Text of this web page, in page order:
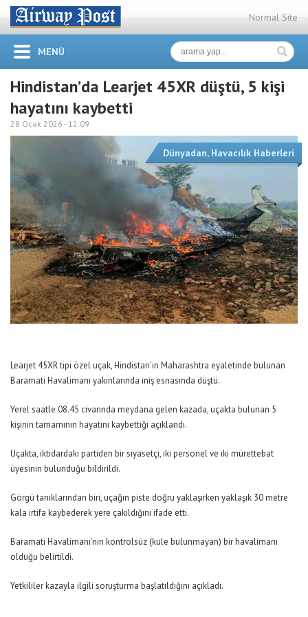
Normal Site
MENÜ
Hindistan’da Learjet 45XR düştü, 5 kişi
hayatını kaybetti
28 Ocak 2026 - 12:09
Dünyadan, Havacılık Haberleri
Learjet 45XR tipi özel uçak, Hindistan’ın Maharashtra eyaletinde bulunan
Baramati Havalimanı yakınlarında iniş esnasında düştü.
Yerel saatle 08.45 civarında meydana gelen kazada, uçakta bulunan 5
kişinin tamamının hayatını kaybettiği açıklandı.
Uçakta, iktidardaki partiden bir siyasetçi, iki personel ve iki mürettebat
üyesinin bulunduğu bildirildi.
Görgü tanıklarından biri, uçağın piste doğru yaklaşırken yaklaşık 30 metre
kala irtifa kaybederek yere çakıldığını ifade etti.
Baramati Havalimanı’nın kontrolsüz (kule bulunmayan) bir havalimanı
olduğu belirtildi.
Yetkililer kazayla ilgili soruşturma başlatıldığını açıkladı.